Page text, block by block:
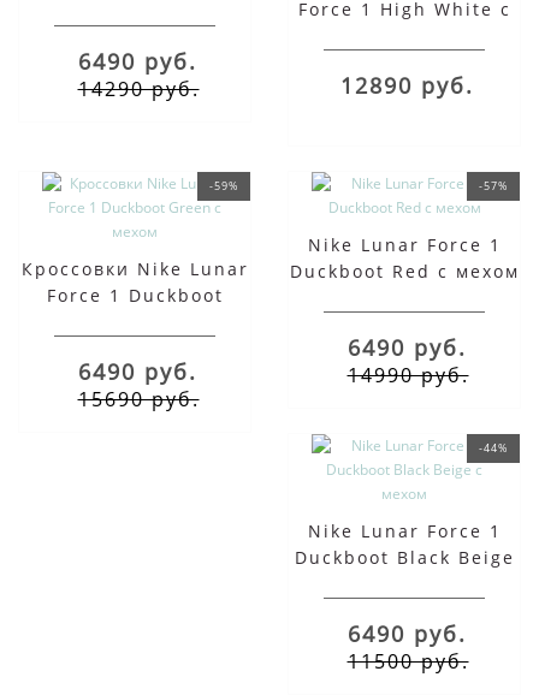
6490 руб.
14290 руб.
Force 1 High White с
12890 руб.
-59%
Кроссовки Nike Lunar
Force 1 Duckboot
6490 руб.
15690 руб.
-57%
Nike Lunar Force 1
Duckboot Red с мехом
6490 руб.
14990 руб.
-44%
Nike Lunar Force 1
Duckboot Black Beige
6490 руб.
11500 руб.